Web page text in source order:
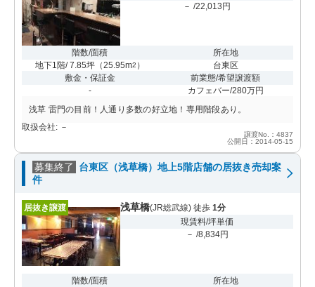
－ /22,013円
階数/面積
地下1階/ 7.85坪（25.95m2 ）
所在地
台東区
敷金・保証金
-
前業態/希望譲渡額
カフェバー/280万円
浅草 雷門の目前！人通り多数の好立地！専用階段あり。
取扱会社: －
譲渡No.：4837
公開日：2014-05-15
募集終了
台東区（浅草橋）地上5階店舗の居抜き売却案
件
居抜き譲渡 浅草橋(JR総武線) 徒歩 1分
現賃料/坪単価
－ /8,834円
階数/面積
所在地